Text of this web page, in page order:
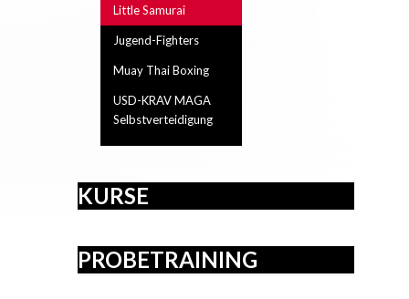
Little Samurai
Jugend-Fighters
Muay Thai Boxing
USD-KRAV MAGA
Selbstverteidigung
KURSE
PROBETRAINING